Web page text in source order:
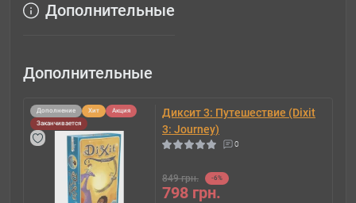
Дополнительные
Дополнительные
Дополнение Хит
Акция
Заканчивается
Диксит 3: Путешествие (Dixit
3: Journey)
0
849 грн. -6%
798 грн.